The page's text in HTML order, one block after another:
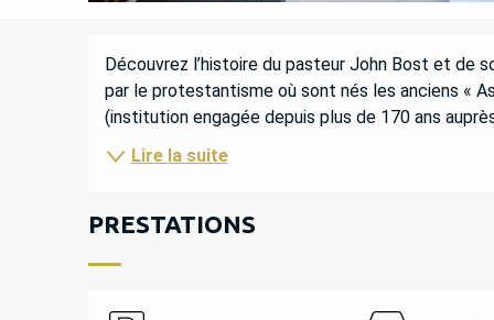
DESCRIPTION
Découvrez l’histoire du pasteur John Bost et de
par le protestantisme où sont nés les anciens «
(institution engagée depuis plus de 170 ans
Lire la suite
PRESTATIONS